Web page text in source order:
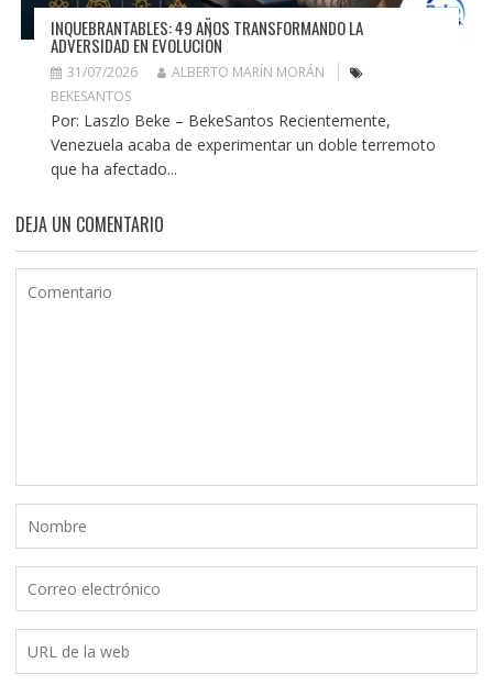
INQUEBRANTABLES: 49 AÑOS TRANSFORMANDO LA
ADVERSIDAD EN EVOLUCIÓN
31/07/2026
ALBERTO MARÍN MORÁN
BEKESANTOS
Por: Laszlo Beke – BekeSantos Recientemente,
Venezuela acaba de experimentar un doble terremoto
que ha afectado...
DEJA UN COMENTARIO